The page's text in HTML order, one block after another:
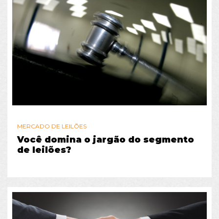
MERCADO DE LEILÕES
Você domina o jargão do segmento
de leilões?